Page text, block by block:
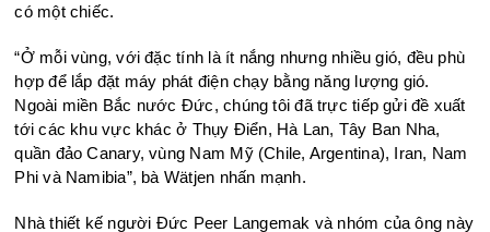
có một chiếc.
“Ở mỗi vùng, với đặc tính là ít nắng nhưng nhiều gió, đều phù
hợp để lắp đặt máy phát điện chạy bằng năng lượng gió.
Ngoài miền Bắc nước Đức, chúng tôi đã trực tiếp gửi đề xuất
tới các khu vực khác ở Thụy Điển, Hà Lan, Tây Ban Nha,
quần đảo Canary, vùng Nam Mỹ (Chile, Argentina), Iran, Nam
Phi và Namibia”, bà Wätjen nhấn mạnh.
Nhà thiết kế người Đức Peer Langemak và nhóm của ông này